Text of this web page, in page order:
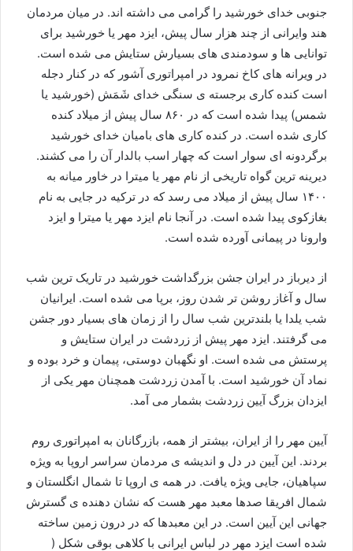
جنوبی خدای خورشید را گرامی می داشته اند. در میان مردمان
هند وایرانی از چند هزار سال پیش، ایزد مهر یا خورشید برای
توانایی ها و سودمندی های بسیارش ستایش می شده است.
در ویرانه های کاخ نمرود در امپراتوری آشور که در کنار دجله
است کنده کاری برجسته ی سنگی خدای شَمَش (خورشید یا
شمس) پیدا شده است که در ۸۶۰ سال پیش از میلاد کنده
کاری شده است. در کنده کاری های بامیان خدای خورشید
برگردونه ای سوار است که چهار اسب بالدار آن را می کشند.
دیرینه ترین گواه تاریخی از نام مهر یا میترا در خاور میانه به
۱۴۰۰ سال پیش از میلاد می رسد که در ترکیه در جایی به نام
بغازکوی پیدا شده است. در آنجا نام ایزد مهر یا میترا و ایزد
وارونا در پیمانی آورده شده است.
از دیرباز در ایران جشن بزرگداشت خورشید در تاریک ترین شب
سال و آغاز روشن تر شدن روز، برپا می شده است. ایرانیان
شب یلدا یا بلندترین شب سال را از زمان های بسیار دور جشن
می گرفتند. ایزد مهر پیش از زردشت در ایران ستایش و
پرستش می شده است. او نگهبان دوستی، پیمان و خرد بوده و
نماد آن خورشید است. با آمدن زردشت همچنان مهر یکی از
ایزدان بزرگ آیین زردشت بشمار می آمد.
آیین مهر را از ایران، بیشتر از همه، بازرگانان به امپراتوری روم
بردند. این آیین در دل و اندیشه ی مردمان سراسر اروپا به ویژه
سپاهیان، جایی ویژه یافت. در همه ی اروپا تا شمال انگلستان و
شمال افریقا صدها معبد مهر هست که نشان دهنده ی گسترش
جهانی این آیین است. در این معبدها که در درون زمین ساخته
شده است ایزد مهر در لباس ایرانی با کلاهی بوقی شکل (